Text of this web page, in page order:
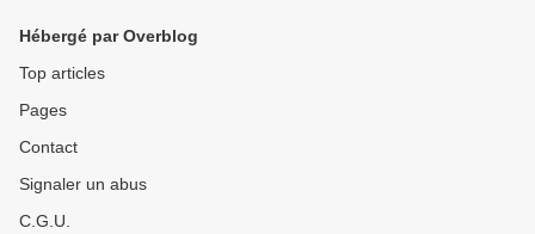
Hébergé par Overblog
Top articles
Pages
Contact
Signaler un abus
C.G.U.